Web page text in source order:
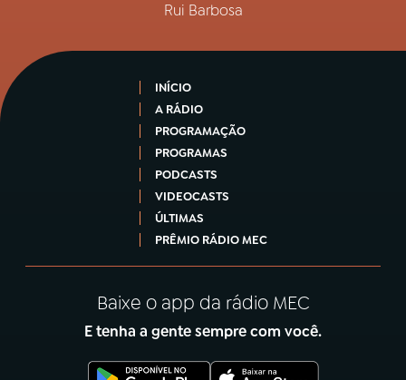
Rui Barbosa
INÍCIO
A RÁDIO
PROGRAMAÇÃO
PROGRAMAS
PODCASTS
VIDEOCASTS
ÚLTIMAS
PRÊMIO RÁDIO MEC
Baixe o app da rádio MEC
E tenha a gente sempre com você.